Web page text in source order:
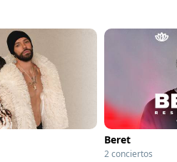
Beret
2 conciertos